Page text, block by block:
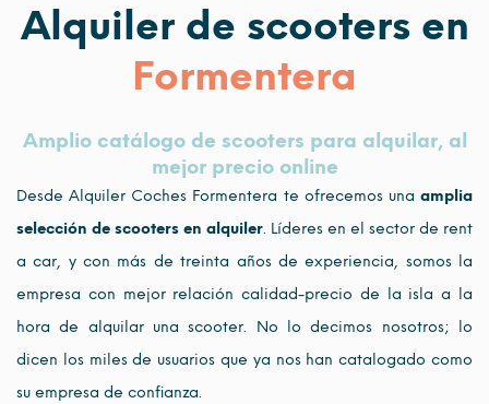
Alquiler de scooters en
Formentera
Amplio catálogo de scooters para alquilar, al
mejor precio online
Desde Alquiler Coches Formentera te ofrecemos una amplia
selección de scooters en alquiler. Líderes en el sector de rent
a car, y con más de treinta años de experiencia, somos la
empresa con mejor relación calidad-precio de la isla a la
hora de alquilar una scooter. No lo decimos nosotros; lo
dicen los miles de usuarios que ya nos han catalogado como
su empresa de confianza.